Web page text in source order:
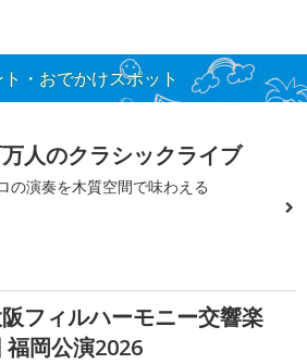
・おでかけスポット
人のクラシックライブ
の演奏を木質空間で味わえる
フィルハーモニー交響楽
福岡公演2026